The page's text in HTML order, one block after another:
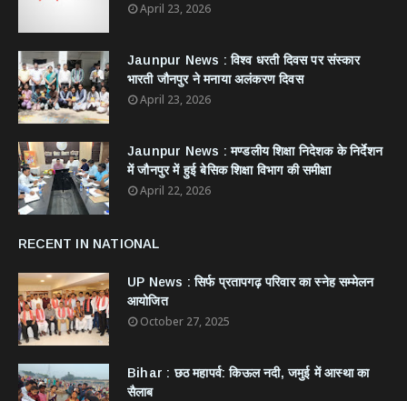
April 23, 2026
Jaunpur News : विश्व धरती दिवस पर संस्कार
भारती जौनपुर ने मनाया अलंकरण दिवस
April 23, 2026
Jaunpur News : ​मण्डलीय शिक्षा निदेशक के निर्देशन
में जौनपुर में हुई बेसिक शिक्षा विभाग की समीक्षा
April 22, 2026
RECENT IN NATIONAL
UP News : सिर्फ प्रतापगढ़ परिवार का स्नेह सम्मेलन
आयोजित
October 27, 2025
Bihar : छठ महापर्व: किऊल नदी, जमुई में आस्था का
सैलाब